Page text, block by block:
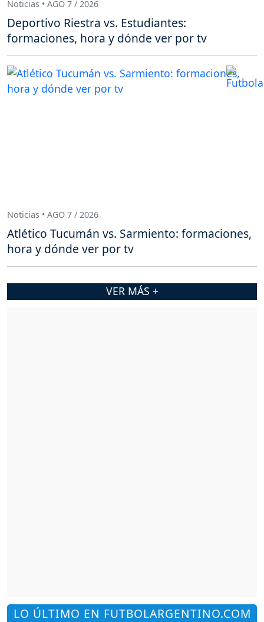
LO ÚLTIMO EN FUTBOLARGENTINO.COM
Noticias • AGO 7 / 2026
Deportivo Riestra vs. Estudiantes:
formaciones, hora y dónde ver por tv
Noticias • AGO 7 / 2026
Atlético Tucumán vs. Sarmiento: formaciones,
hora y dónde ver por tv
VER MÁS +